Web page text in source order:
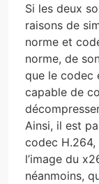
Si les deux
raisons de
norme et
norme, de
que le codec
capable de
Ainsi, il est
codec
l’image du
néanmoins,